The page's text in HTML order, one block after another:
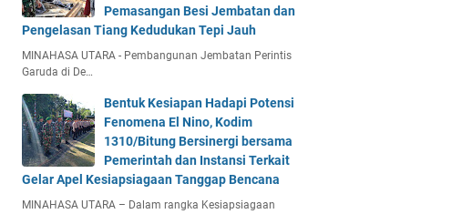
Pemasangan Besi Jembatan dan
Pengelasan Tiang Kedudukan Tepi Jauh
MINAHASA UTARA - Pembangunan Jembatan Perintis
Garuda di De…
Bentuk Kesiapan Hadapi Potensi
Fenomena El Nino, Kodim
1310/Bitung Bersinergi bersama
Pemerintah dan Instansi Terkait
Gelar Apel Kesiapsiagaan Tanggap Bencana
MINAHASA UTARA – Dalam rangka Kesiapsiagaan